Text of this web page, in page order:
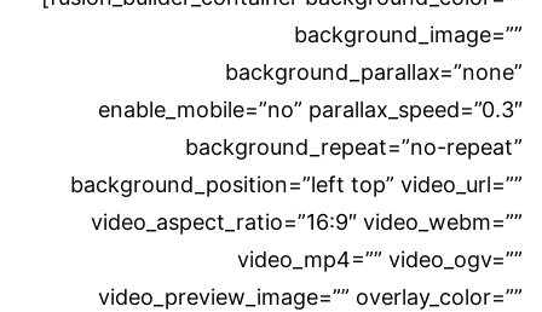
background_image=””
background_parallax=”none”
enable_mobile=”no” parallax_speed=”0.3″
background_repeat=”no-repeat”
background_position=”left top” video_url=””
video_aspect_ratio=”16:9″ video_webm=””
video_mp4=”” video_ogv=””
video_preview_image=”” overlay_color=””